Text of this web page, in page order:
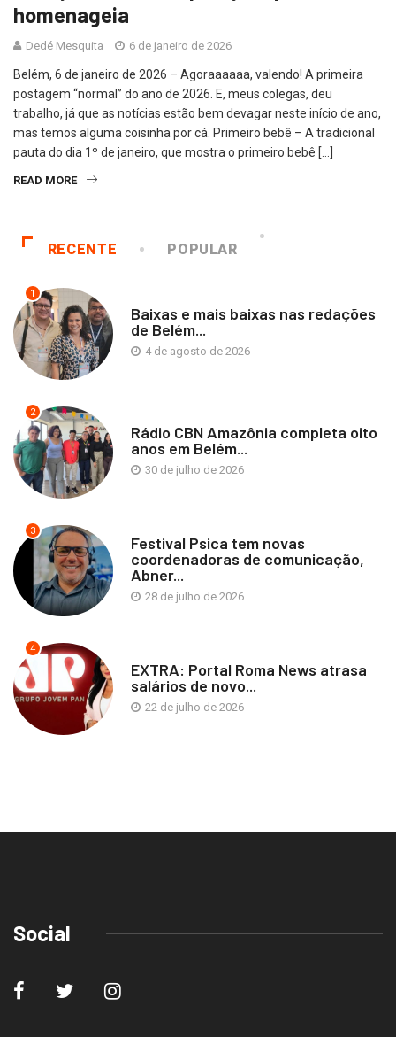
homenageia
Dedé Mesquita 6 de janeiro de 2026
Belém, 6 de janeiro de 2026 – Agoraaaaaa, valendo! A primeira
postagem “normal” do ano de 2026. E, meus colegas, deu
trabalho, já que as notícias estão bem devagar neste início de ano,
mas temos alguma coisinha por cá. Primeiro bebê – A tradicional
pauta do dia 1º de janeiro, que mostra o primeiro bebê […]
READ MORE
RECENTE POPULAR
1
Baixas e mais baixas nas redações
de Belém...
4 de agosto de 2026
2
Rádio CBN Amazônia completa oito
anos em Belém...
30 de julho de 2026
3
Festival Psica tem novas
coordenadoras de comunicação,
Abner...
28 de julho de 2026
4
EXTRA: Portal Roma News atrasa
salários de novo...
22 de julho de 2026
Social